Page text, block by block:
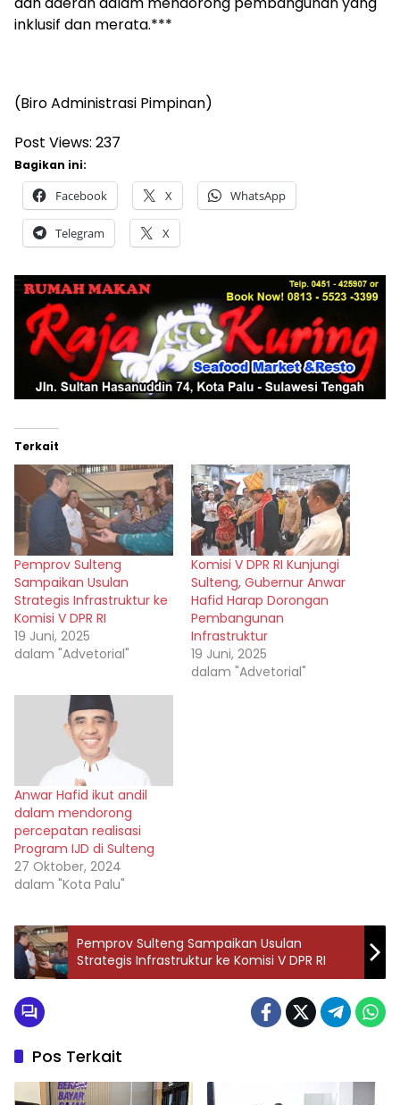
inklusif dan merata.***
(Biro Administrasi Pimpinan)
Post Views: 237
Bagikan ini:
Facebook X WhatsApp
Telegram X
Terkait
Pemprov Sulteng
Sampaikan Usulan
Strategis Infrastruktur ke
Komisi V DPR RI
19 Juni, 2025
dalam "Advetorial"
Komisi V DPR RI Kunjungi
Sulteng, Gubernur Anwar
Hafid Harap Dorongan
Pembangunan
Infrastruktur
19 Juni, 2025
dalam "Advetorial"
Anwar Hafid ikut andil
dalam mendorong
percepatan realisasi
Program IJD di Sulteng
27 Oktober, 2024
dalam "Kota Palu"
Pemprov Sulteng Sampaikan Usulan
Strategis Infrastruktur ke Komisi V DPR RI
Pos Terkait